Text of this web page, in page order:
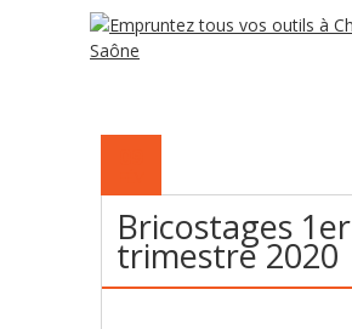
Bricostages 1er
trimestre 2020